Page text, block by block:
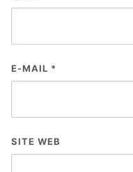
E-MAIL *
SITE WEB